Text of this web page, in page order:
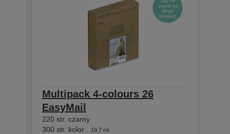
Multipack 4-colours 26
EasyMail
220 str. czarny
300 str. kolor
19,7 ml